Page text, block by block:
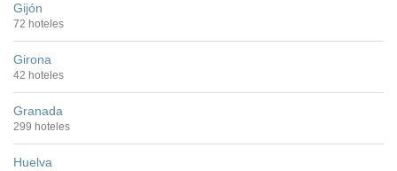
Gijón
72 hoteles
Girona
42 hoteles
Granada
299 hoteles
Huelva